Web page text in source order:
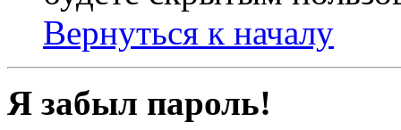
Вернуться к началу
Я забыл пароль!